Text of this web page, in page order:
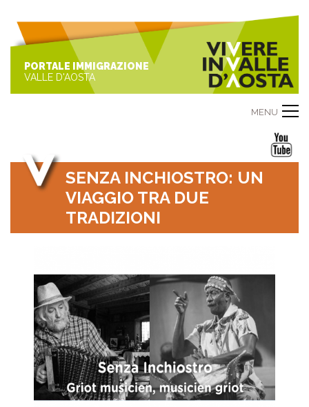
PORTALE IMMIGRAZIONE
VALLE D'AOSTA
MENU
SENZA INCHIOSTRO: UN
VIAGGIO TRA DUE
TRADIZIONI